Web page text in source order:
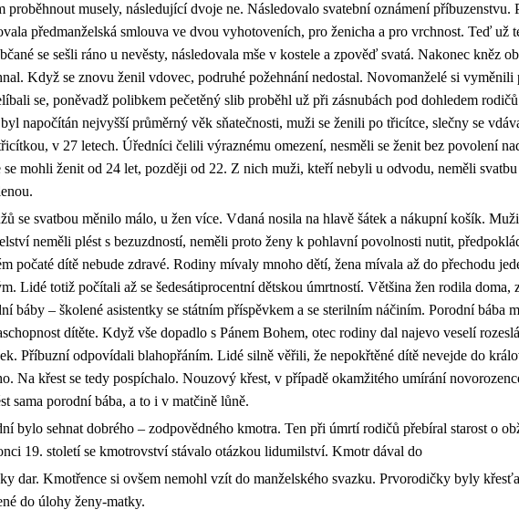
proběhnout musely, následující dvoje ne. Následovalo svatební oznámení příbuzenstvu.
předmanželská smlouva ve dvou vyhotoveních, pro ženicha a pro vrchnost. Teď už
se sešli ráno u nevěsty, následovala mše v kostele a zpověď svatá. Nakonec kněz
Když se znovu ženil vdovec, podruhé požehnání nedostal. Novomanželé si vyměnili
se, poněvadž polibkem pečetěný slib proběhl už při zásnubách pod dohledem
napočítán nejvyšší průměrný věk sňatečnosti, muži se ženili po třicítce, slečny se
v 27 letech. Úředníci čelili výraznému omezení, nesměli se ženit bez povolení
se mohli ženit od 24 let, později od 22. Z nich muži, kteří nebyli u odvodu, neměli
se svatbou měnilo málo, u žen více. Vdaná nosila na hlavě šátek a nákupní košík.
neměli plést s bezuzdností, neměli proto ženy k pohlavní povolnosti nutit,
počaté dítě nebude zdravé. Rodiny mívaly mnoho dětí, žena mívala až do přechodu
Lidé totiž počítali až se šedesátiprocentní dětskou úmrtností. Většina žen rodila doma,
báby – školené asistentky se státním příspěvkem a se sterilním náčiním. Porodní bába
dítěte. Když vše dopadlo s Pánem Bohem, otec rodiny dal najevo veselí
Příbuzní odpovídali blahopřáním. Lidé silně věřili, že nepokřtěné dítě nevejde do
Na křest se tedy pospíchalo. Nouzový křest, v případě okamžitého umírání
sama porodní bába, a to i v matčině lůně.
bylo sehnat dobrého – zodpovědného kmotra. Ten při úmrtí rodičů přebíral starost o
19. století se kmotrovství stávalo otázkou lidumilství. Kmotr dával do
dar. Kmotřence si ovšem nemohl vzít do manželského svazku. Prvorodičky byly
do úlohy ženy-matky.